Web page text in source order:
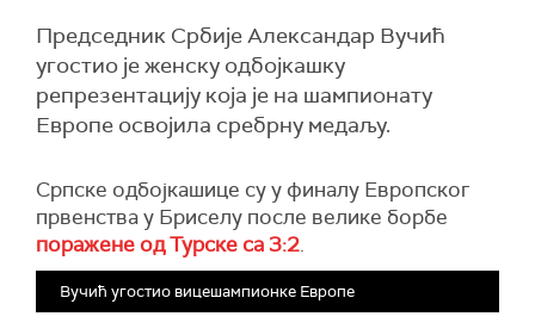
Председник Србије Александар Вучић
угостио је женску одбојкашку
репрезентацију која је на шампионату
Европе освојила сребрну медаљу.
Српске одбојкашице су у финалу Европског
првенствау Бриселу после велике борбе
поражене од Турске са 3:2.
Вучић угостио вицешампионке Европе